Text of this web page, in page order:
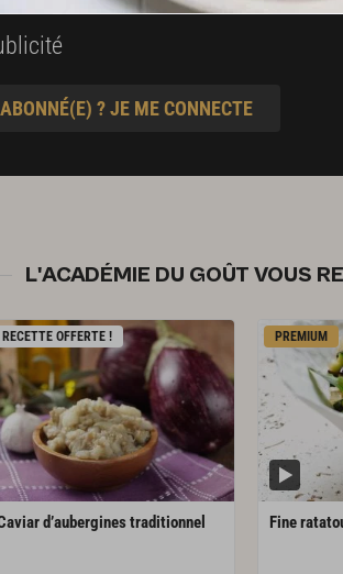
? JE ME CONNECTE
L'ACADÉMIE DU GOÛT VOUS
RECETTE OFFERTE !
d’auberginestraditionnel
PREMIUM
Fine